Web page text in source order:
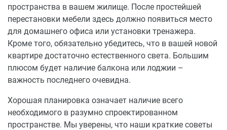
пространства в вашем жилище. После простейшей
перестановки мебели здесь должно появиться место
для домашнего офиса или установки тренажера.
Кроме того, обязательно убедитесь, что в вашей новой
квартире достаточно естественного света. Большим
плюсом будет наличие балкона или лоджии –
важность последнего очевидна.
Хорошая планировка означает наличие всего
необходимого в разумно спроектированном
пространстве. Мы уверены, что наши краткие советы